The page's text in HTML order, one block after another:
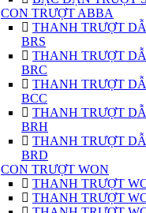
CON TRƯỢT ABBA
THANH TRƯỢT
BRS
THANH TRƯỢT
BRC
THANH TRƯỢT
BCC
THANH TRƯỢT
BRH
THANH TRƯỢT
BRD
CON TRƯỢT WON
THANH TRƯỢT
THANH TRƯỢT